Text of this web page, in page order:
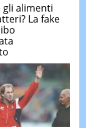
gli alimenti
La fake